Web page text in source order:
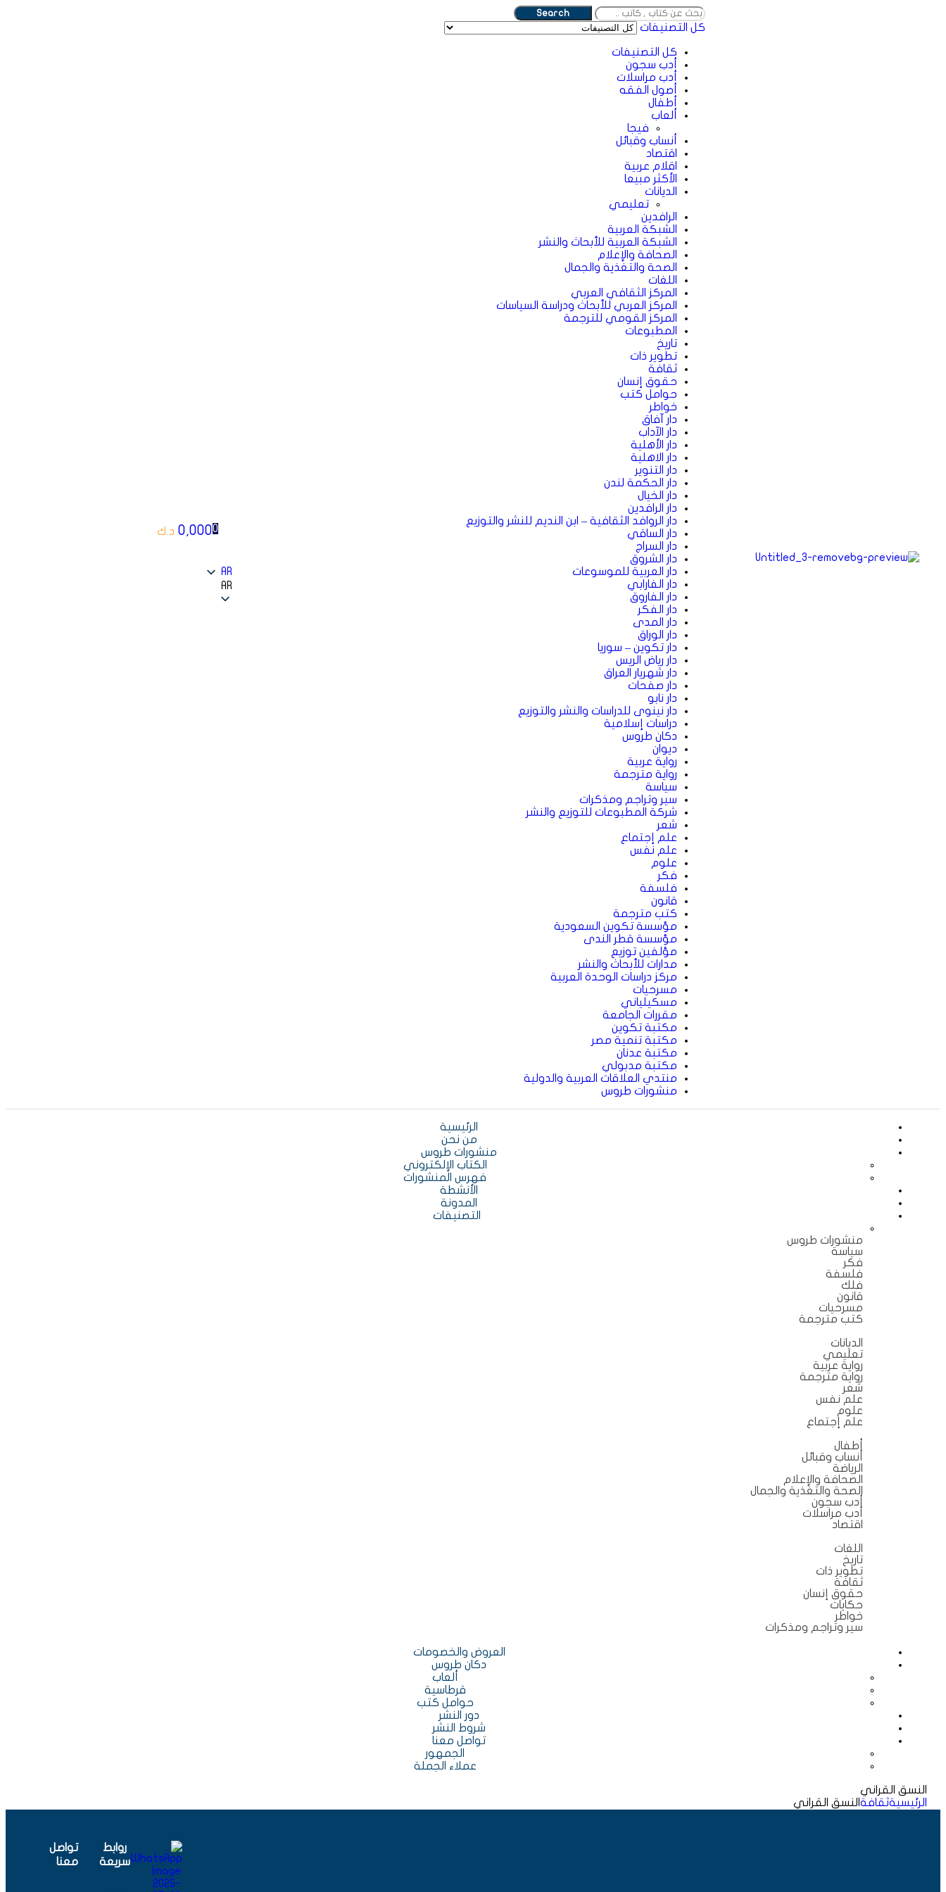
Search
كل التصنيفات
كل التصنيفات
أدب سجون
أدب مراسلات
أصول الفقه
أطفال
ألعاب
فيجا
أنساب وقبائل
اقتصاد
اقلام عربية
الأكثر مبيعا
الديانات
تعليمي
الرافدين
الشبكة العربية
الشبكة العربية للأبحاث والنشر
الصحافة والإعلام
الصحة والتغذية والجمال
اللغات
المركز الثقافي العربي
المركز العربي للأبحاث ودراسة السياسات
المركز القومي للترجمة
المطبوعات
تاريخ
تطوير ذات
ثقافة
حقوق إنسان
حوامل كتب
خواطر
دار آفاق
دار الآداب
دار الأهلية
دار الاهلية
دار التنوير
دار الحكمة لندن
دار الخيال
دار الرافدين
دار الروافد الثقافية – ابن النديم للنشر والتوزيع
دار الساقي
دار السراج
دار الشروق
دار العربية للموسوعات
دار الفارابي
دار الفاروق
دار الفكر
دار المدى
دار الوراق
دار تكوين – سوريا
دار رياض الريس
دار شهريار العراق
دار صفحات
دار نابو
دار نينوى للدراسات والنشر والتوزيع
دراسات إسلامية
دكان طروس
ديوان
رواية عربية
رواية مترجمة
سياسة
سير وتراجم ومذكرات
شركة المطبوعات للتوزيع والنشر
شعر
علم إجتماع
علم نفس
علوم
فكر
فلسفة
قانون
كتب مترجمة
مؤسسة تكوين السعودية
مؤسسة قطر الندى
مؤلفين توزيع
مدارات للأبحاث والنشر
مركز دراسات الوحدة العربية
مسرحيات
مسكيلياني
مقررات الجامعة
مكتبة تكوين
مكتبة تنمية مصر
مكتبة عدنان
مكتبة مدبولي
منتدي العلاقات العربية والدولية
منشورات طروس
0
0,000 د.ك
AR
AR
الرئيسية
من نحن
منشورات طروس
الكتاب الإلكتروني
فهرس المنشورات
الأنشطة
المدونة
التصنيفات
منشورات طروس
سياسة
فكر
فلسفة
فلك
قانون
مسرحيات
كتب مترجمة
الديانات
تعليمي
رواية عربية
رواية مترجمة
شعر
علم نفس
علوم
علم إجتماع
أطفال
أنساب وقبائل
الرياضة
الصحافة والإعلام
الصحة والتغذية والجمال
أدب سجون
أدب مراسلات
اقتصاد
اللغات
تاريخ
تطوير ذات
ثقافة
حقوق إنسان
حكايات
خواطر
سير وتراجم ومذكرات
العروض والخصومات
دكان طروس
ألعاب
قرطاسية
حوامل كتب
دور النشر
شروط النشر
تواصل معنا
الجمهور
عملاء الجملة
النسق القراني
الرئيسيةثقافة النسق القراني
روابط
سريعة
تواصل
معنا